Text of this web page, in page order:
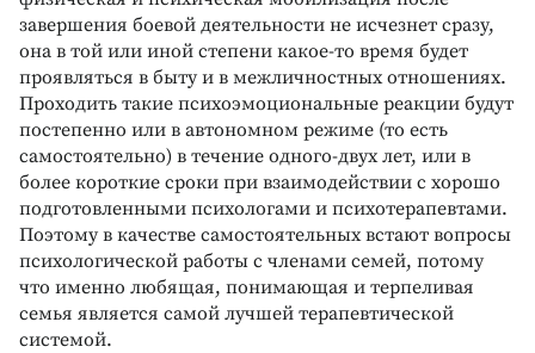
завершения боевой деятельности не исчезнет сразу,
она в той или иной степени какое-то время будет
проявляться в быту и в межличностных отношениях.
Проходить такие психоэмоциональные реакции будут
постепенно или в автономном режиме (то есть
самостоятельно) в течение одного-двух лет, или в
более короткие сроки при взаимодействии с хорошо
подготовленными психологами и психотерапевтами.
Поэтому в качестве самостоятельных встают вопросы
психологической работы с членами семей, потому
что именно любящая, понимающая и терпеливая
семья является самой лучшей терапевтической
системой.